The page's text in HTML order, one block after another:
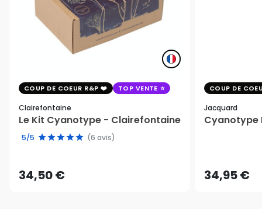
COUP DE COEUR R&P TOP VENTE
Clairefontaine
Le Kit Cyanotype - Clairefontaine
5/5 (6 avis)
34,50 €
COUP DE
Jacquard
Cyanotype
34,95 €